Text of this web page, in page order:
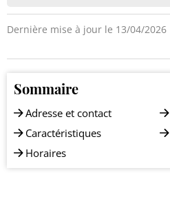
Dernière mise à jour le 13/04/2026
Sommaire
Adresse et contact
Caractéristiques
Horaires